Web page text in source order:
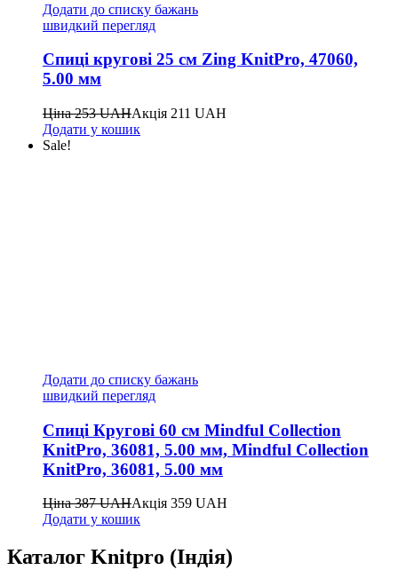
Додати до списку бажань
швидкий перегляд
Спиці кругові 25 см Zing KnitPro, 47060,
5.00 мм
Ціна253UAHАкція 211 UAH
Додати у кошик
Sale!
Додати до списку бажань
швидкий перегляд
Спиці Кругові 60 см Mindful Collection
KnitPro, 36081, 5.00 мм, Mindful Collection
KnitPro, 36081, 5.00 мм
Ціна387UAHАкція 359 UAH
Додати у кошик
Каталог Knitpro (Індія)